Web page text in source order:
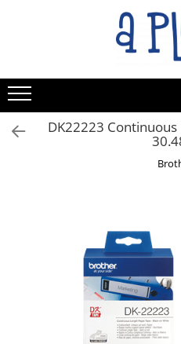
Benzi pentru etichete
Cartuse de cerneala
Cartuse toner
DK22223